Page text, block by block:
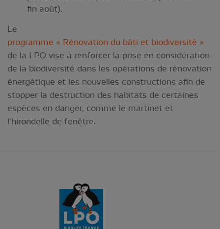
fin août).
Le
programme « Rénovation du bâti et biodiversité »
de la LPO vise à renforcer la prise en considération
de la biodiversité dans les opérations de rénovation
énergétique et les nouvelles constructions afin de
stopper la destruction des habitats de certaines
espèces en danger, comme le martinet et
l'hirondelle de fenêtre.